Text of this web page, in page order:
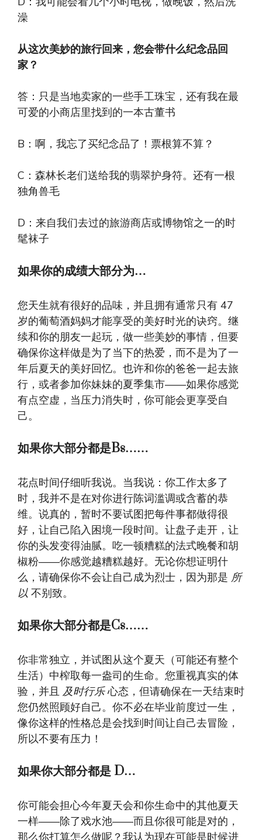
澡
从这次美妙的旅行回来，您会带什么纪念品回
家？
答：只是当地卖家的一些手工珠宝，还有我在最
可爱的小商店里找到的一本古董书
B：啊，我忘了买纪念品了！票根算不算？
C：森林长老们送给我的翡翠护身符。还有一根
独角兽毛
D：来自我们去过的旅游商店或博物馆之一的时
髦袜子
如果你的成绩大部分为…
您天生就有很好的品味，并且拥有通常只有 47
岁的葡萄酒妈妈才能享受的美好时光的诀窍。继
续和你的朋友一起玩，做一些美妙的事情，但要
确保你这样做是为了当下的热爱，而不是为了一
年后夏天的美好回忆。也许和你的爸爸一起去旅
行，或者参加你妹妹的夏季集市——如果你感觉
有点空虚，当压力消失时，你可能会更享受自
己。
如果你大部分都是Bs……
花点时间仔细听我说。当我说：你工作太多了
时，我并不是在对你进行陈词滥调或含蓄的恭
维。说真的，暂时不要试图把每件事都做得很
好，让自己陷入困境一段时间。让盘子走开，让
你的头发变得油腻。吃一顿糟糕的法式晚餐和胡
椒粉——你感觉越糟糕越好。无论你想证明什
么，请确保你不会让自己成为烈士，因为那是 所
以 不别致。
如果你大部分都是Cs……
你非常独立，并试图从这个夏天（可能还有整个
生活）中榨取每一盎司的生命。您重视真实的体
验，并且 及时行乐心态，但请确保在一天结束时
您仍然照顾好自己。你不必在毕业前度过一生，
像你这样的性格总是会找到时间让自己去冒险，
所以不要有压力！
如果你大部分都是 D…
你可能会担心今年夏天会和你生命中的其他夏天
一样——除了戏水池——而且你很可能是对的，
那么你打算怎么做呢？我认为现在可能是时候进